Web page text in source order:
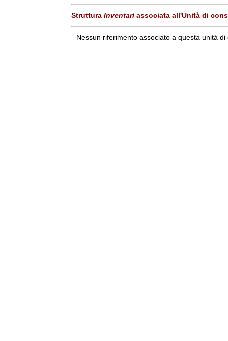
Struttura Inventari associata all'Unità di
Nessun riferimento associato a questa unità